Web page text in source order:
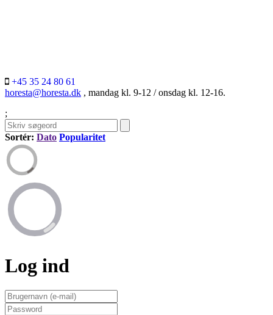
+45 35 24 80 61
horesta@horesta.dk , mandag kl. 9-12 / onsdag kl. 12-16.
;
Sortér: Dato Popularitet
Log ind